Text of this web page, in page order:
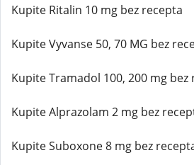
Kupite Ritalin 10 mg bez recepta
Kupite Vyvanse 50, 70 MG bez
Kupite Tramadol 100, 200 mg bez
Kupite Alprazolam 2 mg bez
Kupite Suboxone 8 mg bez